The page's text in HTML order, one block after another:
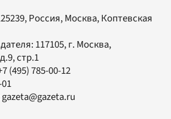
Россия, Москва, Коптевская
117105, г. Москва,
стр.1
(495) 785-00-12
gazeta@gazeta.ru